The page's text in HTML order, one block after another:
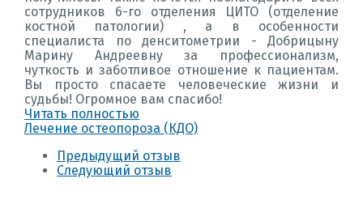
сотрудников 6-го отделения ЦИТО (отделение
костной патологии) , а в особенности
специалиста по денситометрии - Добрицыну
Марину Андреевну за профессионализм,
чуткость и заботливое отношение к пациентам.
Вы просто спасаете человеческие жизни и
судьбы! Огромное вам спасибо!
Читать полностью
Лечение остеопороза (КДО)
Предыдущий отзыв
Следующий отзыв